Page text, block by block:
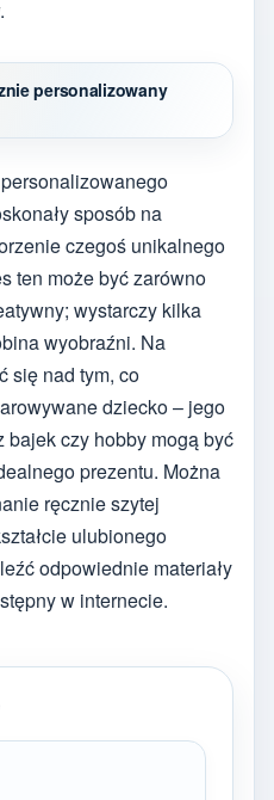
personalizowany
sposób na
czegoś unikalnego
ten może być zarówno
wystarczy kilka
wyobraźni. Na
się nad tym, co
dziecko – jego
bajek czy hobby mogą być
prezentu. Można
ręcznie szytej
ulubionego
odpowiednie materiały
w internecie.